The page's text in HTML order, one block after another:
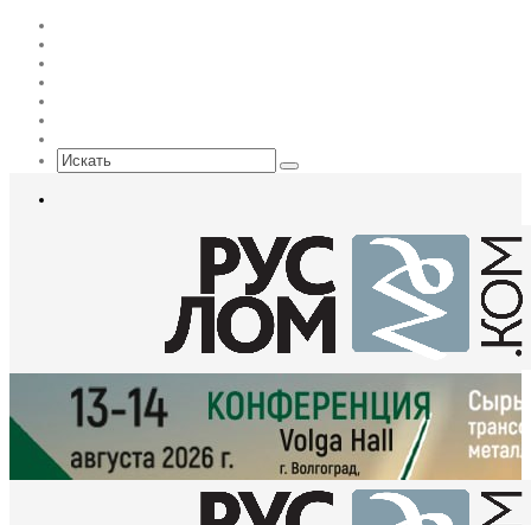
Искать